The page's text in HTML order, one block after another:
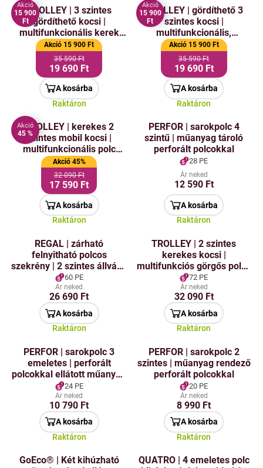
Akció
15 900
Ft
TROLLEY | 3 szintes
gördíthető kocsi |
multifunkcionális kerek
állvány kerekeken |
magasság 86 cm | fekete
Akció 15 900 Ft
35 590 Ft
19 690 Ft
A kosárba
Raktáron
Akció
15 900
Ft
TROLLEY | gördíthető 3
szintes kocsi |
multifunkcionális,
kerekeken álló téglalap
alakú polc, magassága 86
cm | fekete
Akció 15 900 Ft
35 590 Ft
19 690 Ft
A kosárba
Raktáron
Akció
45 %
TROLLEY | kerekes 2
szintes mobil kocsi |
multifunkcionális polc
kerekeken | fekete
Akció 45%
32 090 Ft
17 590 Ft
A kosárba
Raktáron
PERFOR | sarokpolc 4
szintű | műanyag tároló
perforált polcokkal
28 PE
Ár neked
12 590 Ft
A kosárba
Raktáron
REGAL | zárható
felnyitható polcos
szekrény | 2 szintes állvány
takarító és fürdőszobai
kellékek számára |
magasság 62 cm
60 PE
Ár neked
26 690 Ft
A kosárba
Raktáron
TROLLEY | 2 szintes
kerekes kocsi |
multifunkciós görgős polc |
fehér
72 PE
Ár neked
32 090 Ft
A kosárba
Raktáron
PERFOR | sarokpolc 3
emeletes | perforált
polcokkal ellátott műanyag
szervező
24 PE
Ár neked
10 790 Ft
A kosárba
Raktáron
PERFOR | sarokpolc 2
szintes | műanyag rendező
perforált polcokkal
20 PE
Ár neked
8 990 Ft
A kosárba
Raktáron
GoEco® | Két kihúzható
QUATRO | 4 emeletes polc